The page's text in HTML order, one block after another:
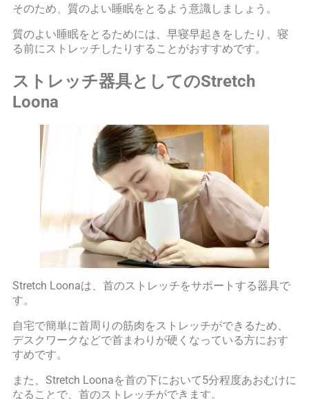
そのため、質のよい睡眠をとるよう意識しましょう。
質のよい睡眠をとるためには、早寝早起きをしたり、寝
る前にストレッチしたりすることがおすすめです。
ストレッチ器具としてのStretch
Loona
Stretch Loonaは、首のストレッチをサポートする器具で
す。
自宅で簡単に首周りの筋肉をストレッチができるため、
デスクワークなどで首まわりが硬くなっている方におす
すめです。
また、Stretch Loonaを首の下において5分程度あおむけに
なることで、首のストレッチができます。